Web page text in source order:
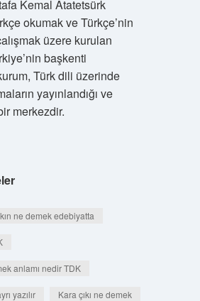
Kemal Atatetsürk
okumak ve Türkçe’nin
üzere kurulan
başkenti
Türk dili üzerinde
yayınlandığı ve
merkezdir.
ne demek edebiyatta
anlamı nedir TDK
yazılır Kara çıkı ne demek